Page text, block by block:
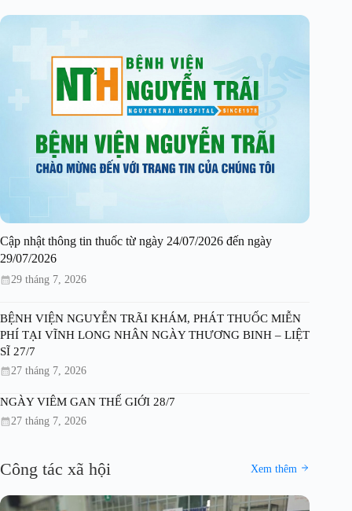
Cập nhật thông tin thuốc từ ngày 24/07/2026 đến ngày
29/07/2026
29 tháng 7, 2026
BỆNH VIỆN NGUYỄN TRÃI KHÁM, PHÁT THUỐC MIỄN
PHÍ TẠI VĨNH LONG NHÂN NGÀY THƯƠNG BINH – LIỆT
SĨ 27/7
27 tháng 7, 2026
NGÀY VIÊM GAN THẾ GIỚI 28/7
27 tháng 7, 2026
Công tác xã hội Xem thêm